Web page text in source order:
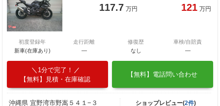
117.7 万円 121 万円
初度登録年
新車(在庫あり)
走行距離
―
修復歴
なし
車検/自賠責
―
1分で完了！
【無料】見積・在庫確認
【無料】電話問い合わせ
沖縄県 宜野湾市野嵩５４１−３
ショップレビュー(2件)